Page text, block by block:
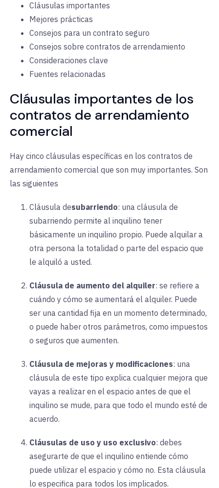
Cláusulas importantes
Mejores prácticas
Consejos para un contrato seguro
Consejos sobre contratos de arrendamiento
Consideraciones clave
Fuentes relacionadas
Cláusulas importantes de los
contratos de arrendamiento
comercial
Hay cinco cláusulas específicas en los contratos de
arrendamiento comercial que son muy importantes. Son
las siguientes
Cláusula desubarriendo: una cláusula de
subarriendo permite al inquilino tener
básicamente un inquilino propio. Puede alquilar a
otra persona la totalidad o parte del espacio que
le alquiló a usted.
Cláusula de aumento del alquiler: se refiere a
cuándo y cómo se aumentará el alquiler. Puede
ser una cantidad fija en un momento determinado,
o puede haber otros parámetros, como impuestos
o seguros que aumenten.
Cláusula de mejoras y modificaciones: una
cláusula de este tipo explica cualquier mejora que
vayas a realizar en el espacio antes de que el
inquilino se mude, para que todo el mundo esté de
acuerdo.
Cláusulas de uso y uso exclusivo: debes
asegurarte de que el inquilino entiende cómo
puede utilizar el espacio y cómo no. Esta cláusula
lo especifica para todos los implicados.